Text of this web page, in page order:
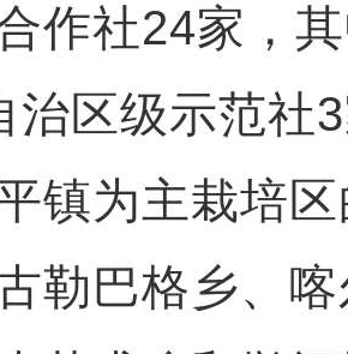
作社24家，
治区级示范社
镇为主栽培
勒巴格乡、